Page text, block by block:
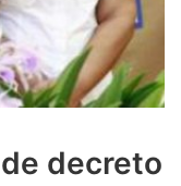
decreto